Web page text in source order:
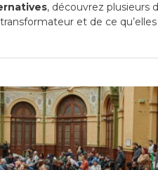
, découvrez plusieurs
et de ce